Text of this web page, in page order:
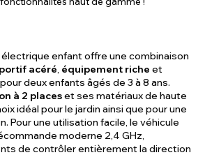
enfant offre une combinaison
acéré, équipement riche et
pour deux enfants âgés de 3 à 8 ans.
à 2 placeset ses matériaux de haute
idéal pour le jardin ainsi que pour une
Pour une utilisation facile, le véhicule
moderne 2,4 GHz,
de contrôler entièrement la direction